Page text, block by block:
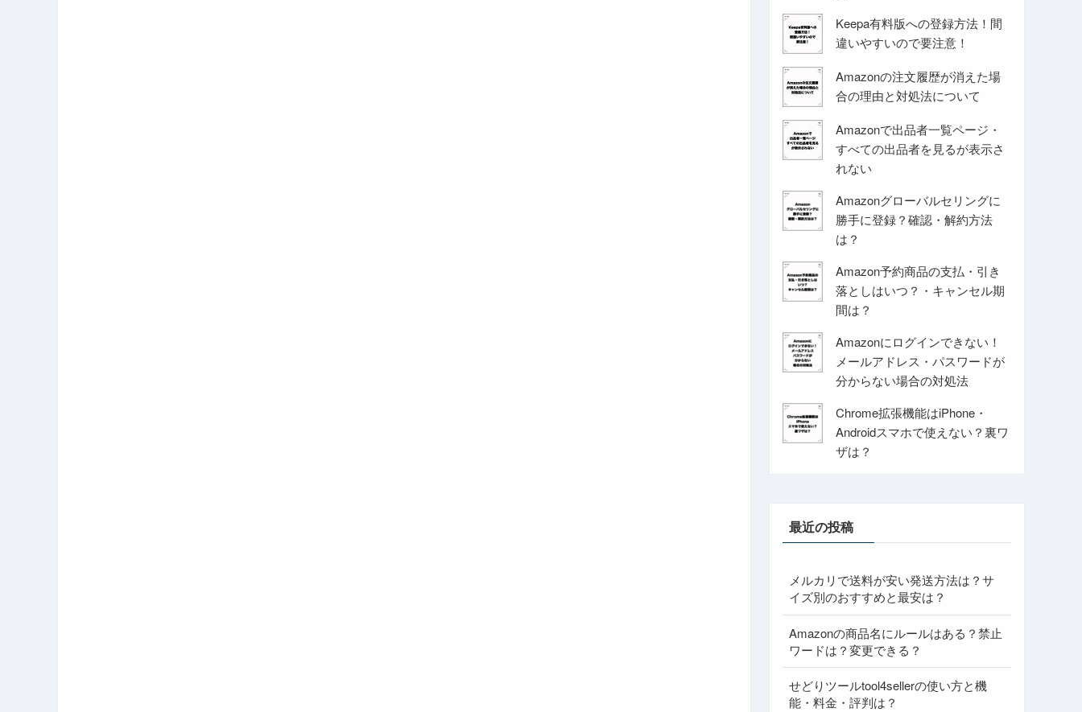
Keepa有料版への登録方法！間
違いやすいので要注意！
Amazonの注文履歴が消えた場
合の理由と対処法について
Amazonで出品者一覧ページ・
すべての出品者を見るが表示さ
れない
Amazonグローバルセリングに
勝手に登録？確認・解約方法
は？
Amazon予約商品の支払・引き
落としはいつ？・キャンセル期
間は？
Amazonにログインできない！
メールアドレス・パスワードが
分からない場合の対処法
Chrome拡張機能はiPhone・
Androidスマホで使えない？裏ワ
ザは？
最近の投稿
メルカリで送料が安い発送方法は？サ
イズ別のおすすめと最安は？
Amazonの商品名にルールはある？禁止
ワードは？変更できる？
せどりツールtool4sellerの使い方と機
能・料金・評判は？